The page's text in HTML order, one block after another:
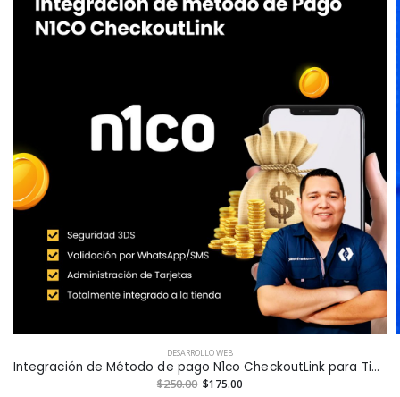
DESARROLLO WEB
Integración de Método de pago N1co CheckoutLink para Tiendas en Línea a la Medida
$250.00 $175.00